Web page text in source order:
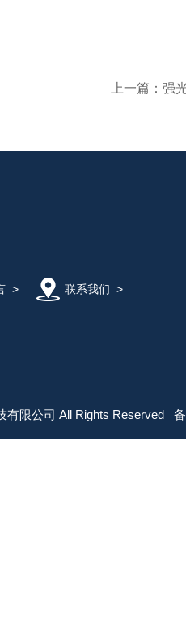
上一篇： 强
> 联系我们 >
有限公司 All Rights Reserved